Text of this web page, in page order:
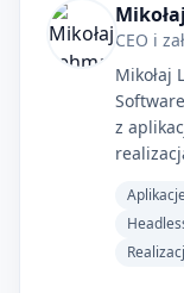
CEO i
Mikołaj
z